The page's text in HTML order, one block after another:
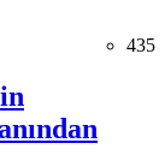
435